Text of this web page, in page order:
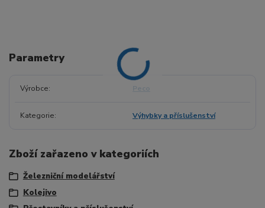
Parametry
Výrobce
Kategorie Výhybky a příslušenství
Zboží zařazeno v kategoriích
Železniční modelářství
Kolejivo